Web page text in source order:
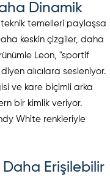
Dinamik
temelleri paylaşsa
keskin çizgiler, daha
Leon, "sportif
alıcılara sesleniyor.
ve kare biçimli arka
bir kimlik veriyor.
White renkleriyle
Daha Erişilebilir